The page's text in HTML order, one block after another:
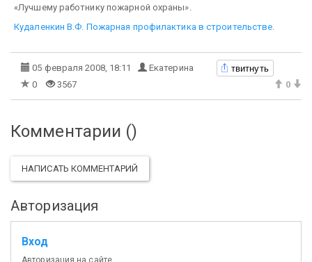
«Лучшему работнику пожарной охраны».
Кудаленкин В.Ф. Пожарная профилактика в строительстве
05 февраля 2008, 18:11 Екатерина твитнуть
0 3567 0
Комментарии ()
НАПИСАТЬ КОММЕНТАРИЙ
Авторизация
Вход
Авторизация на сайте.